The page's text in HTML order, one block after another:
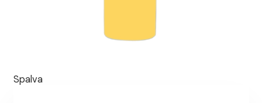
Spalva